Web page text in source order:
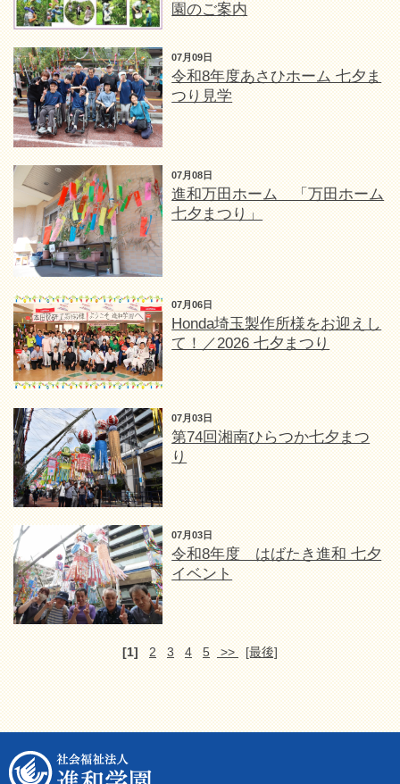
園のご案内
07月09日
令和8年度あさひホーム 七夕ま
つり見学
07月08日
進和万田ホーム 「万田ホーム
七夕まつり」
07月06日
Honda埼玉製作所様をお迎えし
て！／2026 七夕まつり
07月03日
第74回湘南ひらつか七夕まつ
り
07月03日
令和8年度 はばたき進和 七夕
イベント
[1] 2 3 4 5 >> [最後]